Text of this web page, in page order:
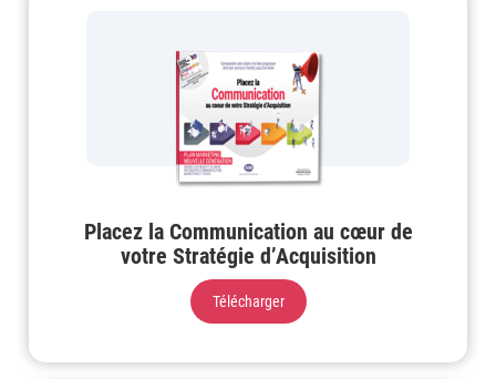
Placez la Communication au cœur de
votre Stratégie d’Acquisition
Télécharger